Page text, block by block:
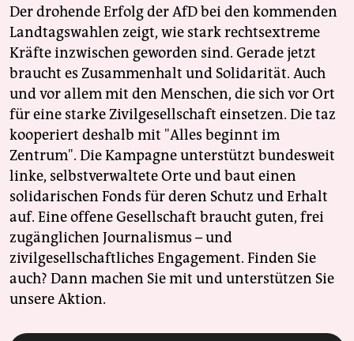
Der drohende Erfolg der AfD bei den kommenden
Landtagswahlen zeigt, wie stark rechtsextreme
Kräfte inzwischen geworden sind. Gerade jetzt
braucht es Zusammenhalt und Solidarität. Auch
und vor allem mit den Menschen, die sich vor Ort
für eine starke Zivilgesellschaft einsetzen. Die taz
kooperiert deshalb mit "Alles beginnt im
Zentrum". Die Kampagne unterstützt bundesweit
linke, selbstverwaltete Orte und baut einen
solidarischen Fonds für deren Schutz und Erhalt
auf. Eine offene Gesellschaft braucht guten, frei
zugänglichen Journalismus – und
zivilgesellschaftliches Engagement. Finden Sie
auch? Dann machen Sie mit und unterstützen Sie
unsere Aktion.